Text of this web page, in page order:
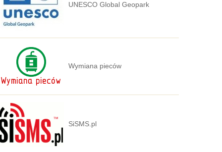
UNESCO Global Geopark
Wymiana pieców
SiSMS.pl